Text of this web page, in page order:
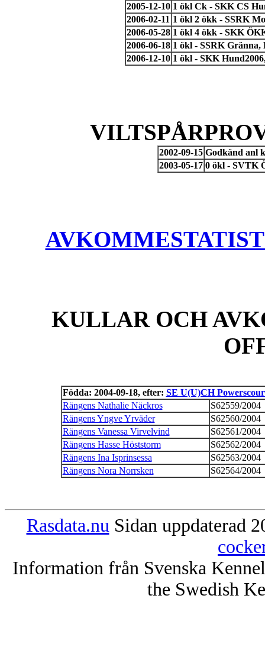
2005-12-10 1 ökl Ck - SKK CS
2006-02-11 1 ökl 2 ökk - SSRK
2006-05-28 1 ökl 4 ökk - SKK
2006-06-18 1 ökl - SSRK Gränna,
2006-12-10 1 ökl - SKK
2002-09-15 Godkänd anl
2003-05-17 0 ökl - SVTK
KULLAR OCH
Födda: 2004-09-18, efter: SE U(U)CH
Rängens Nathalie Näckros
S62559/2004
Rängens Yngve Yrväder
S62560/2004
Rängens Vanessa Virvelvind
S62561/2004
Rängens Hasse Höststorm
S62562/2004
Rängens Ina Isprinsessa
S62563/2004
Rängens Nora Norrsken
S62564/2004
Rasdata.nu Sidan uppdaterad
Information från Svenska
the Swedish